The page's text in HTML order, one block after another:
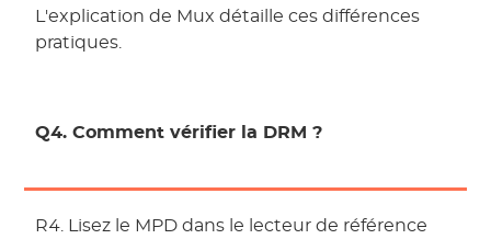
L'explication de Mux détaille ces différences
pratiques.
Q4. Comment vérifier la DRM ?
R4. Lisez le MPD dans le lecteur de référence